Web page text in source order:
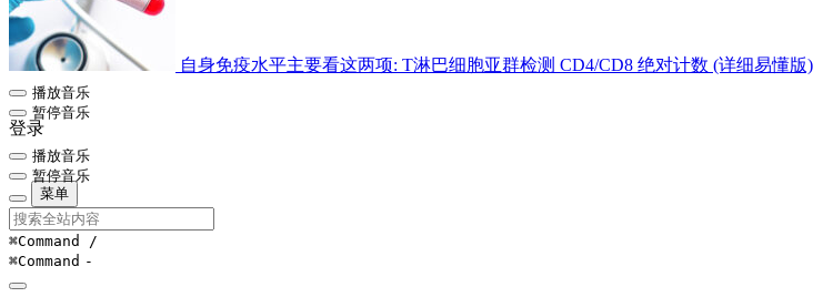
自身免疫水平主要看这两项: T淋巴细胞亚群检测 CD4/CD8 绝对计数 (详细易懂版)
播放音乐
暂停音乐
登录
播放音乐
暂停音乐
菜单
⌘Command /
⌘Command -